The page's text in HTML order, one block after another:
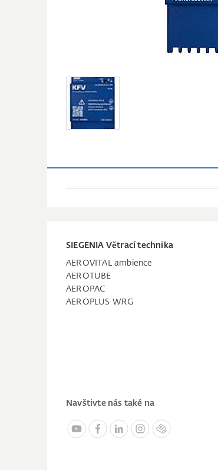
SIEGENIA Větrací technika
AEROVITAL ambience
AEROTUBE
AEROPAC
AEROPLUS WRG
Navštivte nás také na